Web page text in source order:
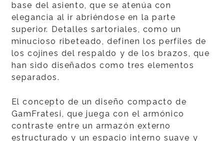
base del asiento, que se atenúa con
elegancia al ir abriéndose en la parte
superior. Detalles sartoriales, como un
minucioso ribeteado, definen los perfiles de
los cojines del respaldo y de los brazos, que
han sido diseñados como tres elementos
separados.
El concepto de un diseño compacto de
GamFratesi, que juega con el armónico
contraste entre un armazón externo
estructurado y un espacio interno suave y